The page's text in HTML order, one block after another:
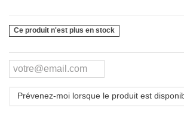
Ce produit n'est plus en stock
Prévenez-moi lorsque le produit est